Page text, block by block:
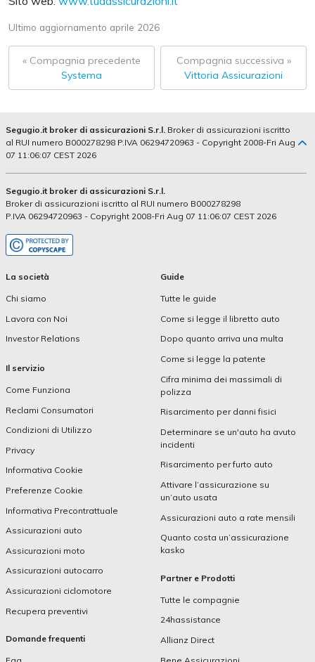
Ultimo aggiornamento aprile 2026
« Compagnia precedente
Systema
Compagnia successiva »
Vittoria Assicurazioni
Segugio.it broker di assicurazioni S.r.l. Broker di assicurazioni iscritto
al RUI numero B000278298 P.IVA 06294720963 - Copyright 2008-Fri Aug
07 11:06:07 CEST 2026
La società
Chi siamo
Lavora con Noi
Investor Relations
Il servizio
Come Funziona
Reclami Consumatori
Condizioni di Utilizzo
Privacy
Informativa Cookie
Preferenze Cookie
Informativa Precontrattuale
Assicurazioni auto
Assicurazioni moto
Assicurazioni autocarro
Assicurazioni ciclomotore
Recupera preventivi
Domande frequenti
Guide
Tutte le guide
Come si legge il libretto auto
Dopo quanto arriva una multa
Come si legge la patente
Cifra minima dei massimali di
polizza
Risarcimento per danni fisici
Determinare se un'auto ha avuto
incidenti
Risarcimento per furto auto
Attivare l’assicurazione su
un’auto usata
Assicurazioni auto a rate mensili
Quanto costa un’assicurazione
kasko
Partner e Prodotti
Tutte le compagnie
24hassistance
Allianz Direct
Bene Assicurazioni
Segugio.it broker di assicurazioni S.r.l.
Broker di assicurazioni iscritto al RUI numero B000278298
P.IVA 06294720963 - Copyright 2008-Fri Aug 07 11:06:07 CEST 2026